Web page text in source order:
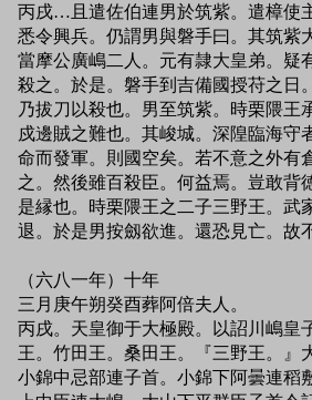
丙戌…且遣佐伯連男於筑紫。遣樟使
悉令興兵。仍謂男與磐手曰。其筑紫
當摩公廣嶋二人。元有隷大皇弟。疑
殺之。於是。磐手到吉備國授苻之日
乃拔刀以殺也。男至筑紫。時栗隈王
戍邊賊之難也。其峻城。深隍臨海守
命而發軍。則國空矣。若不意之外有
之。然後雖百殺臣。何益焉。豈敢背
是縁也。時栗隈王之二子三野王。武
退。於是男按劔欲進。還恐見亡。故
（六八一年）十年
三月庚午朔癸酉葬阿倍夫人。
丙戌。天皇御于大極殿。以詔川嶋皇
王。竹田王。桑田王。『三野王。』
小錦中忌部連子首。小錦下阿曇連稻